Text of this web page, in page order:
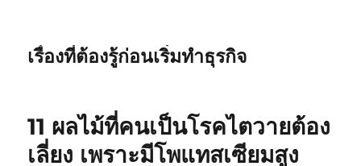
เรื่องที่ต้องรู้ก่อนเริ่มทำธุรกิจ
11 ผลไม้ที่คนเป็นโรคไตวายต้อง
เลี่ยง เพราะมีโพแทสเซียมสูง